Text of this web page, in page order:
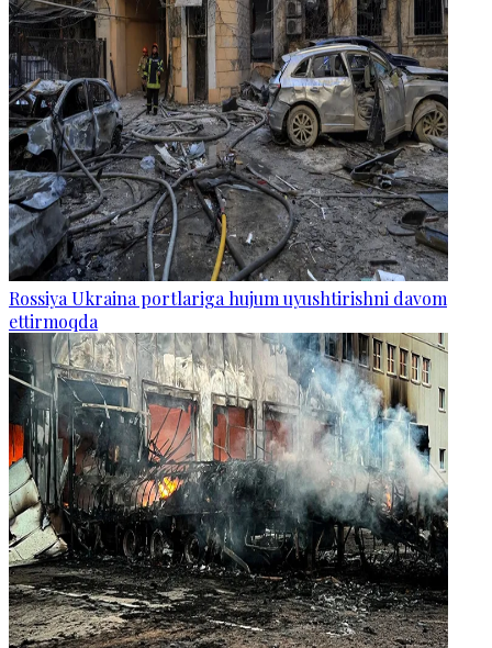
Rossiya Ukraina portlariga hujum uyushtirishni davom
ettirmoqda